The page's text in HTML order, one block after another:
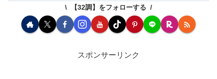
【32調】をフォローする
スポンサーリンク